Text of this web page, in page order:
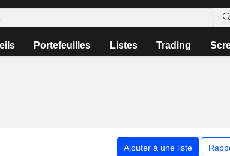
Portefeuilles Listes Trading
Ajouter à une liste